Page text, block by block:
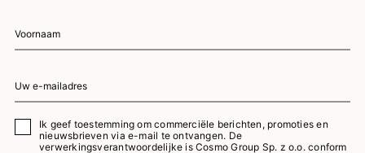
Ik geef toestemming om commerciële berichten, promoties en
nieuwsbrieven via e-mail te ontvangen. De
verwerkingsverantwoordelijke is Cosmo Group Sp. z o.o. conform